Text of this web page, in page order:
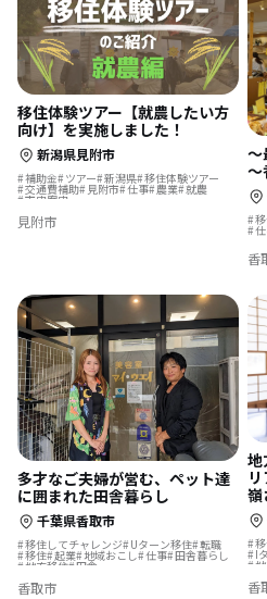
移住体験ツアー【就農したい方
向け】を実施しました！
新潟県見附市
補助金 ツアー 新潟県 移住体験ツアー
交通費補助 見附市 仕事 農業 就農
市内案内
見附市
～
～
香
多才なご夫婦が営む、ペット達
に囲まれた田舎暮らし
千葉県香取市
移住してチャレンジ Uターン移住 転職
移住 起業 地域おこし 仕事 田舎暮らし
地方移住 田舎
香取市
地
嶺
I
香